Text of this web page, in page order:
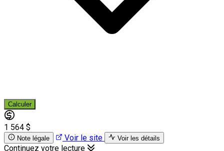
Calculer
1 564 $
Note légale Voir le site Voir les détails
Continuez votre lecture